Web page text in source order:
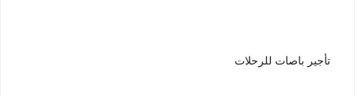
تأجير باصات للرحلات